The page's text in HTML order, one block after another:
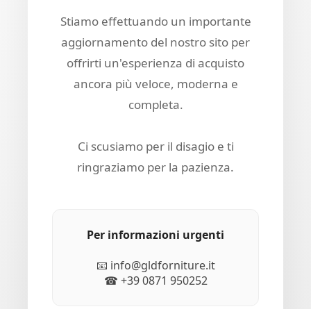
Stiamo effettuando un importante
aggiornamento del nostro sito per
offrirti un'esperienza di acquisto
ancora più veloce, moderna e
completa.
Ci scusiamo per il disagio e ti
ringraziamo per la pazienza.
Per informazioni urgenti
📧 info@gldforniture.it
☎ +39 0871 950252